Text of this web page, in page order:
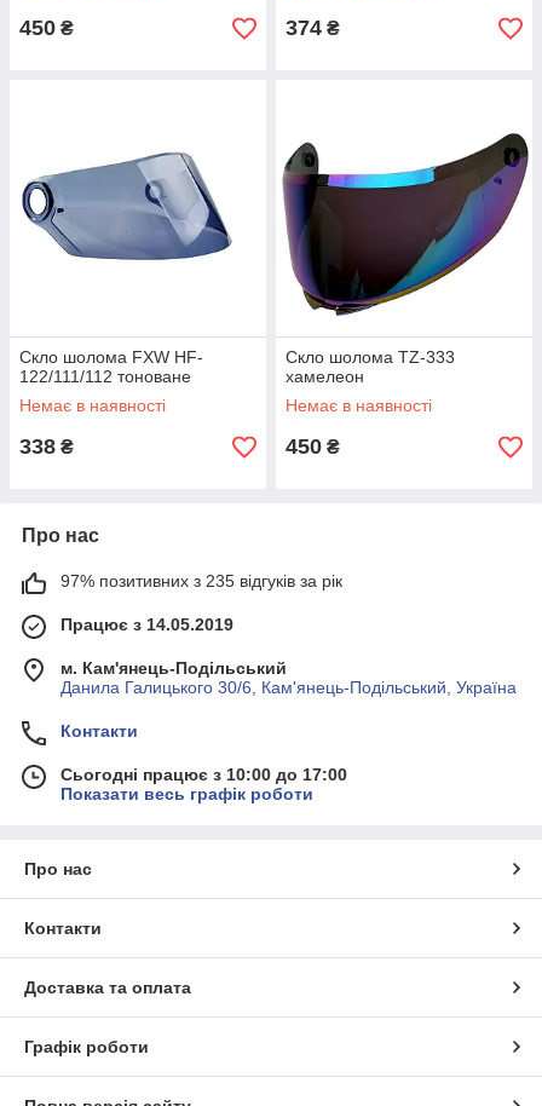
450 ₴ 374 ₴
Скло шолома FXW HF-
122/111/112 тоноване
Немає в наявності
338 ₴
Скло шолома TZ-333
хамелеон
Немає в наявності
450 ₴
Про нас
97% позитивних з 235 відгуків за рік
Працює з 14.05.2019
м. Кам'янець-Подільський
Данила Галицького 30/6, Кам'янець-Подільський, Україна
Контакти
Сьогодні працює з 10:00 до 17:00
Показати весь графік роботи
Про нас
Контакти
Доставка та оплата
Графік роботи